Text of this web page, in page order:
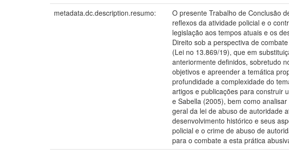
metadata.dc.description.resumo:
O presente Trabalho de Conclusão
reflexos da atividade policial e o
legislação aos tempos atuais e os
Direito sob a perspectiva de
(Lei no 13.869/19), que em
anteriormente definidos, sobretudo
objetivos e apreender a temática
profundidade a complexidade do
artigos e publicações para construir
e Sabella (2005), bem como
geral da lei de abuso de autoridade
desenvolvimento histórico e seus
policial e o crime de abuso de
para o combate a esta prática